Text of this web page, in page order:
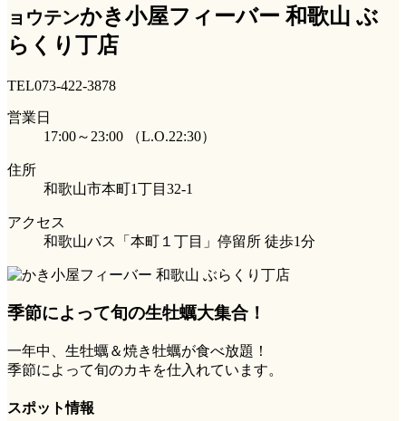
ョウテンかき小屋フィーバー 和歌山 ぶ
らくり丁店
TEL073-422-3878
営業日
17:00～23:00 （L.O.22:30）
住所
和歌山市本町1丁目32-1
アクセス
和歌山バス「本町１丁目」停留所 徒歩1分
季節によって旬の生牡蠣大集合！
一年中、生牡蠣＆焼き牡蠣が食べ放題！
季節によって旬のカキを仕入れています。
スポット情報